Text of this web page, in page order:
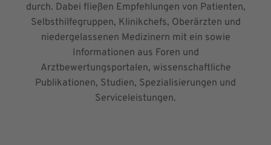
durch. Dabei fließen Empfehlungen von Patienten,
Selbsthilfegruppen, Klinikchefs, Oberärzten und
niedergelassenen Medizinern mit ein sowie
Informationen aus Foren und
Arztbewertungsportalen, wissenschaftliche
Publikationen, Studien, Spezialisierungen und
Serviceleistungen.